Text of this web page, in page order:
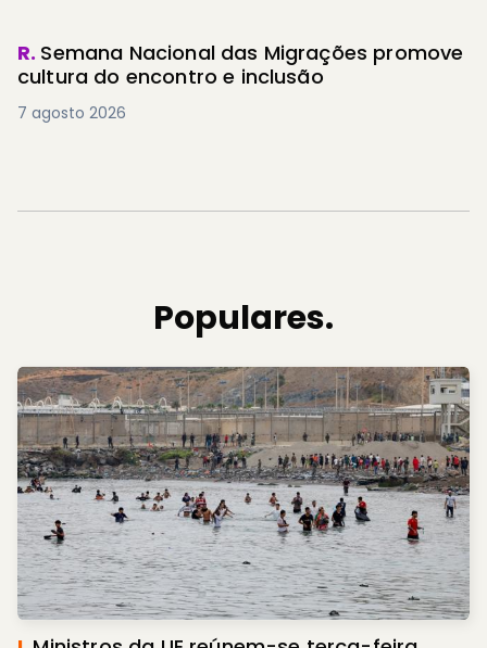
R. Semana Nacional das Migrações promove
cultura do encontro e inclusão
7 agosto 2026
Populares.